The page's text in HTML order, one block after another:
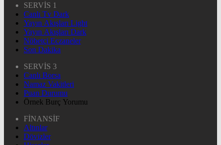
SERVİS 1
Canlı Tv Dark
Yayın Akışları Light
Yayın Akışları Dark
Nöbetçi Eczaneler
Son Dakika
SERVİS 3
Canlı Borsa
Namaz Vakitleri
Puan Durumu
Örnek Burç Yorumu
FİNANSİF
Altınlar
Dövizler